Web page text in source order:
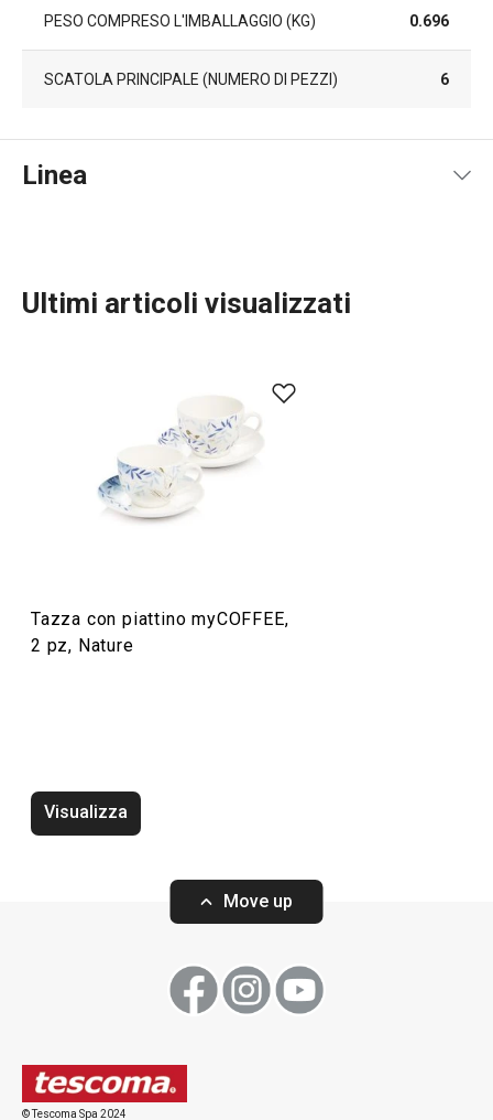
PESO COMPRESO L'IMBALLAGGIO (KG) 0.696
SCATOLA PRINCIPALE (NUMERO DI PEZZI) 6
Linea
Servire in tavola
Sugar
Ultimi articoli visualizzati
Tazza con piattino myCOFFEE,
2 pz, Nature
Visualizza
Move up
© Tescoma Spa 2024